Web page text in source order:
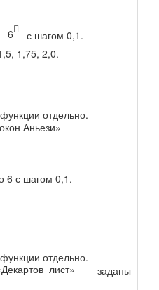

6
с шагом 0,1.
1,75, 2,0.
отдельно.
Аньези»
6 с шагом 0,1.
отдельно.
лист»
заданы в